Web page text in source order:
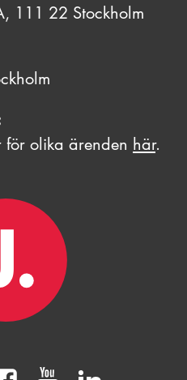
111 22 Stockholm
för olika ärenden här.